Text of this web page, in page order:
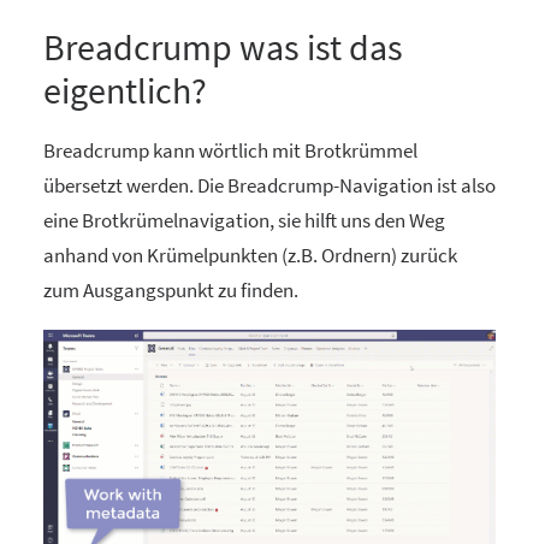
Breadcrump was ist das
eigentlich?
Breadcrump kann wörtlich mit Brotkrümmel
übersetzt werden. Die Breadcrump-Navigation ist also
eine Brotkrümelnavigation, sie hilft uns den Weg
anhand von Krümelpunkten (z.B. Ordnern) zurück
zum Ausgangspunkt zu finden.